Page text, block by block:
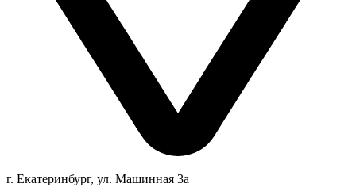
г. Екатеринбург, ул. Машинная 3а